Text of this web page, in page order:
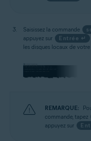
Saisissez la commande
appuyez sur
Entrée ↵
les disques locaux de votre
REMARQUE:
commande, tapez
appuyez sur